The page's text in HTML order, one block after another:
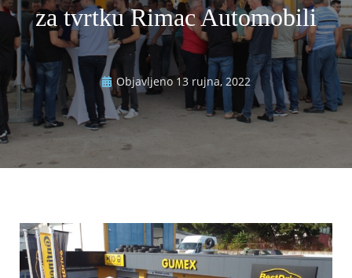
za tvrtku Rimac Automobili
Objavljeno 13 rujna, 2022